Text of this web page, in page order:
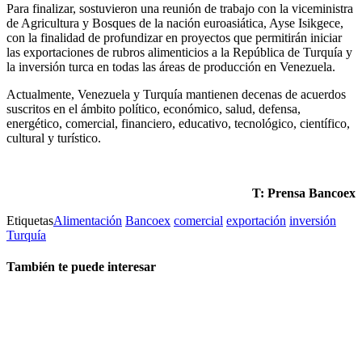
Para finalizar, sostuvieron una reunión de trabajo con la viceministra
de Agricultura y Bosques de la nación euroasiática, Ayse Isikgece,
con la finalidad de profundizar en proyectos que permitirán iniciar
las exportaciones de rubros alimenticios a la República de Turquía y
la inversión turca en todas las áreas de producción en Venezuela.
Actualmente, Venezuela y Turquía mantienen decenas de acuerdos
suscritos en el ámbito político, económico, salud, defensa,
energético, comercial, financiero, educativo, tecnológico, científico,
cultural y turístico.
T: Prensa Bancoex
EtiquetasAlimentación Bancoex comercial exportación inversión
Turquía
También te puede interesar